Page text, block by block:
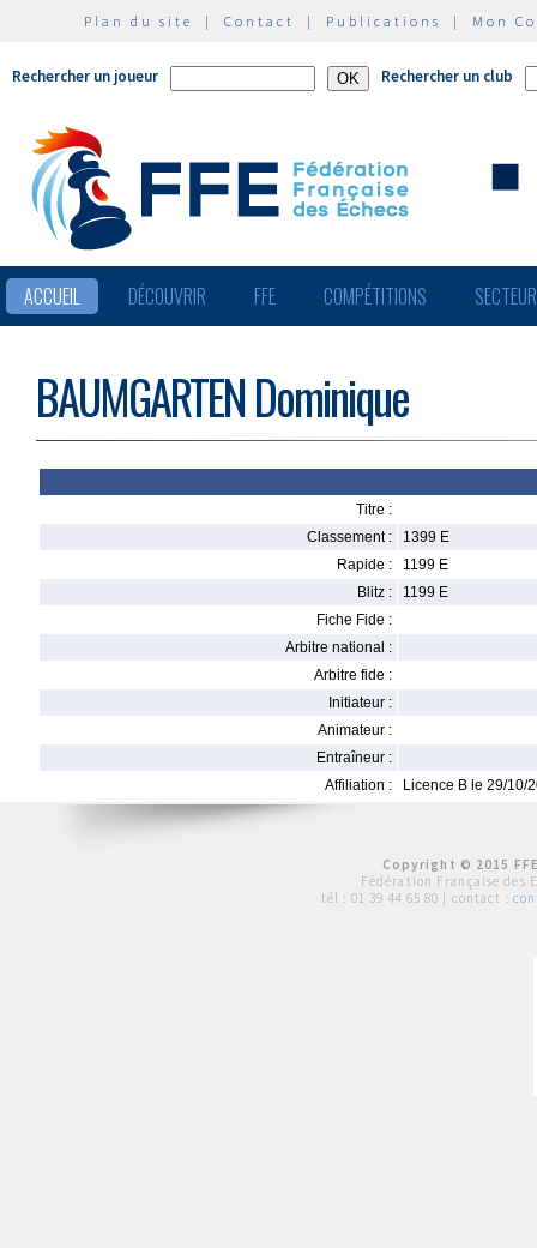
Plan du site | Contact | Publications | Mon
Rechercher un joueur Rechercher un club
ACCUEIL DÉCOUVRIR FFE COMPÉTITIONS
BAUMGARTEN Dominique
Titre :
Classement :
1399 E
Rapide :
1199 E
Blitz :
1199 E
Fiche Fide :
Arbitre national :
Arbitre fide :
Initiateur :
Animateur :
Entraîneur :
Affiliation :
Licence B le 29/10/
Copyright © 2015
Fédération Française des
tél : 01 39 44 65 80 | contact :